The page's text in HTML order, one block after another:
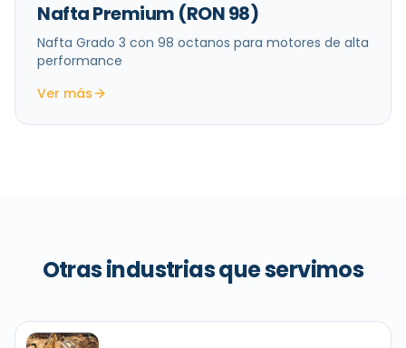
Nafta Premium (RON 98)
Nafta Grado 3 con 98 octanos para motores de alta
performance
Ver más
Otras industrias que servimos